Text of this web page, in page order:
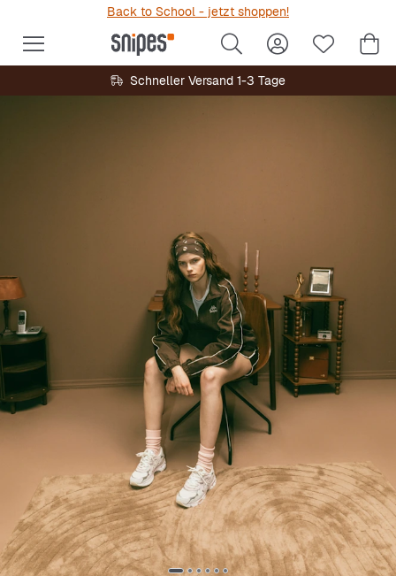
Back to School - jetzt shoppen!
Schneller Versand 1-3 Tage